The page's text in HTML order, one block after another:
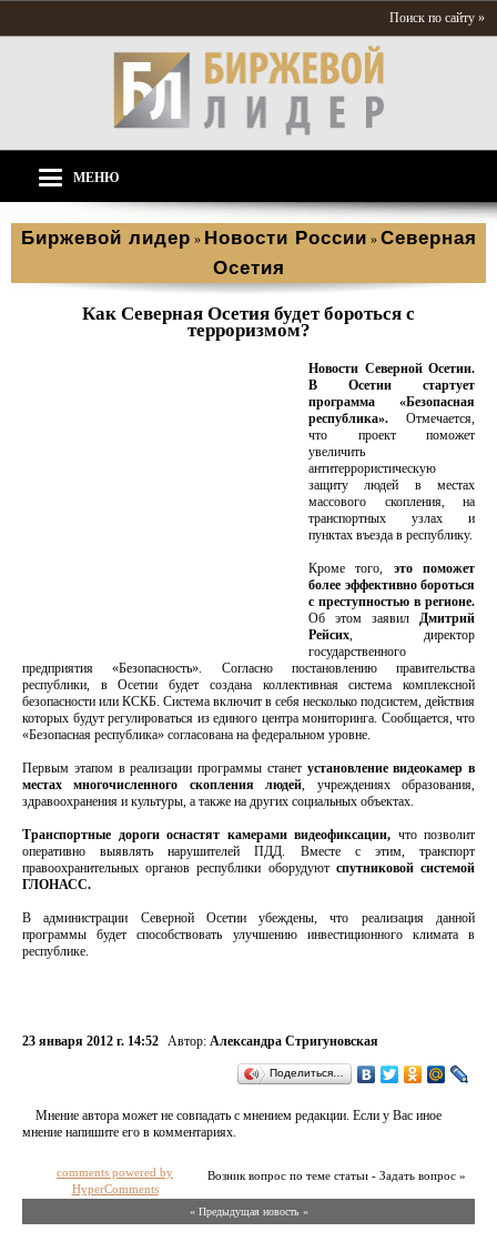
Поиск по сайту »
МЕНЮ
Биржевой лидер » Новости России » Северная
Осетия
Как Северная Осетия будет бороться с
терроризмом?
Новости Северной Осетии.
В Осетии стартует
программа «Безопасная
республика». Отмечается,
что проект поможет
увеличить
антитеррористическую
защиту людей в местах
массового скопления, на
транспортных узлах и
пунктах въезда в республику.
Кроме того, это поможет
более эффективно бороться
с преступностью в регионе.
Об этом заявил Дмитрий
Рейсих, директор
государственного
предприятия «Безопасность». Согласно постановлению правительства
республики, в Осетии будет создана коллективная система комплексной
безопасности или КСКБ. Система включит в себя несколько подсистем, действия
которых будут регулироваться из единого центра мониторинга. Сообщается, что
«Безопасная республика» согласована на федеральном уровне.
Первым этапом в реализации программы станет установление видеокамер в
местах многочисленного скопления людей, учреждениях образования,
здравоохранения и культуры, а также на других социальных объектах.
Транспортные дороги оснастят камерами видеофиксации, что позволит
оперативно выявлять нарушителей ПДД. Вместе с этим, транспорт
правоохранительных органов республики оборудуют спутниковой системой
ГЛОНАСС.
В администрации Северной Осетии убеждены, что реализация данной
программы будет способствовать улучшению инвестиционного климата в
республике.
23 января 2012 г. 14:52 Автор: Александра Стригуновская
Поделиться…
Мнение автора может не совпадать с мнением редакции. Если у Вас иное
мнение напишите его в комментариях.
Возник вопрос по теме статьи - Задать вопрос »
comments powered by
HyperComments
« Предыдущая новость «